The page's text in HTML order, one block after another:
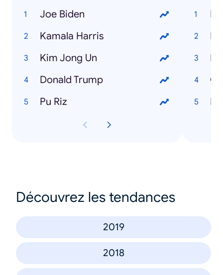
Joe Biden
Kamala Harris
Kim Jong Un
Donald Trump
Pu Riz
Découvrez les tendances
2019
2018